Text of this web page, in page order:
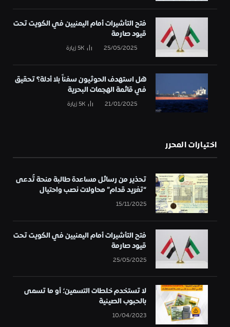
فتح التأشيرات أمام اليمنيين في الكويت تحت
قيود صارمة
25/05/2025
5Kزيارة
هل استهدف الحوثيون سفناً بلا أدلة؟ تحقيق
في قائمة الهجمات البحرية
21/01/2025
5Kزيارة
اختيارات المحرر
تحذير من رسائل مساعدة طالبة منحة تُدعى
“تغريد قدام” محاولات نصب واحتيال
15/11/2025
فتح التأشيرات أمام اليمنيين في الكويت تحت
قيود صارمة
25/05/2025
لا تستخدم خلطات التسمين؛ أو ما تسمى
بالحبوب الصينية
10/04/2023